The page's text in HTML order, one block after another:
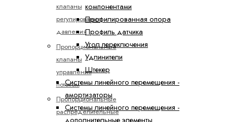
клапаны
регулирования
давления
Пропорциональные
клапаны
управления
потоком
Пропорциональные
распределительные
компонентами
Профилированная опора
Профиль датчика
Угол переключения
Удлинители
Штекер
Системы линейного перемещения -
амортизаторы
Системы линейного перемещения -